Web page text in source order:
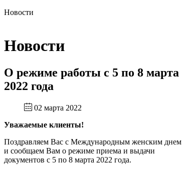
Новости
Новости
О режиме работы с 5 по 8 марта
2022 года
02 марта 2022
Уважаемые клиенты!
Поздравляем Вас с Международным женским днем
и сообщаем Вам о режиме приема и выдачи
документов с 5 по 8 марта 2022 года.